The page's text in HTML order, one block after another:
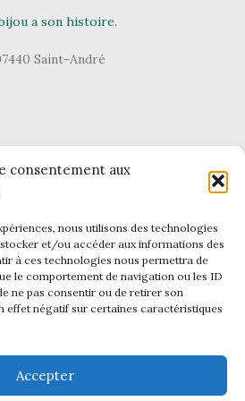
consentement aux
nous utilisons des technologies
et/ou accéder aux informations des
à ces technologies nous permettra de
le comportement de navigation ou les ID
ne pas consentir ou de retirer son
effet négatif sur certaines caractéristiques
Accepter
a son histoire.
Saint-André
légales -CGV -CGU -Confidentialité -
Cookies
Européenne dans le cadre du
dont l’Autorité de gestion est la
et infogérance par